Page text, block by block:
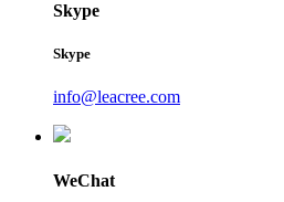
Skype
Skype
info@leacree.com
WeChat